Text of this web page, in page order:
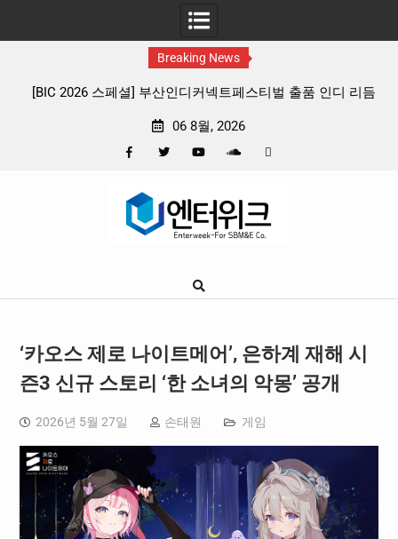
Breaking News
출품 인디 리듬
판타지 케이팝 애니메이션 ‘고스트밴드’ 8월 26
06 8월, 2026
Google
‘카오스 제로 나이트메어’, 은하계 재해 시
즌3 신규 스토리 ‘한 소녀의 악몽’ 공개
2026년 5월 27일 손태원 게임